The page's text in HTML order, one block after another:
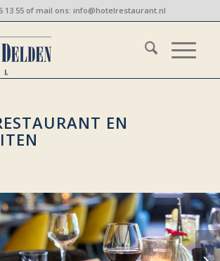
13 55 of mail ons:info@hotelrestaurant.nl
EN